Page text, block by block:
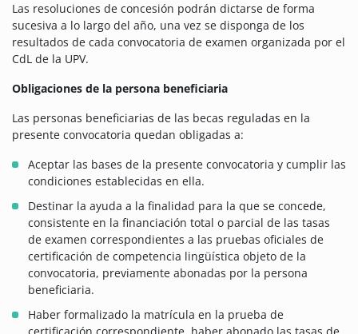
Las resoluciones de concesión podrán dictarse de forma
sucesiva a lo largo del año, una vez se disponga de los
resultados de cada convocatoria de examen organizada por el
CdL de la UPV.
Obligaciones de la persona beneficiaria
Las personas beneficiarias de las becas reguladas en la
presente convocatoria quedan obligadas a:
Aceptar las bases de la presente convocatoria y cumplir las
condiciones establecidas en ella.
Destinar la ayuda a la finalidad para la que se concede,
consistente en la financiación total o parcial de las tasas
de examen correspondientes a las pruebas oficiales de
certificación de competencia lingüística objeto de la
convocatoria, previamente abonadas por la persona
beneficiaria.
Haber formalizado la matrícula en la prueba de